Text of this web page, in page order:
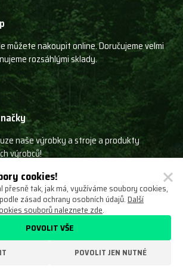
můžete nakoupit online. Doručujeme velmi
rozsáhlými sklady.
naše výrobky a stroje a produkty
výrobců!
osobních údajůObchodní podmínky
od smlouvyO násNastavení cookies
cookies!
přesně tak, jak má, využíváme soubory cookies,
zásad ochrany osobních údajů.Další
souborů naleznete zde.
POVOLIT JEN NUTNÉ
POVOLIT VŠE